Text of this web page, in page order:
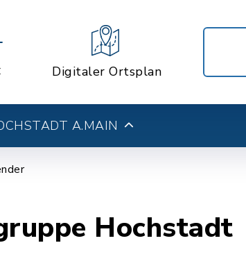
Digitaler Ortsplan
A.MAIN
Hochstadt